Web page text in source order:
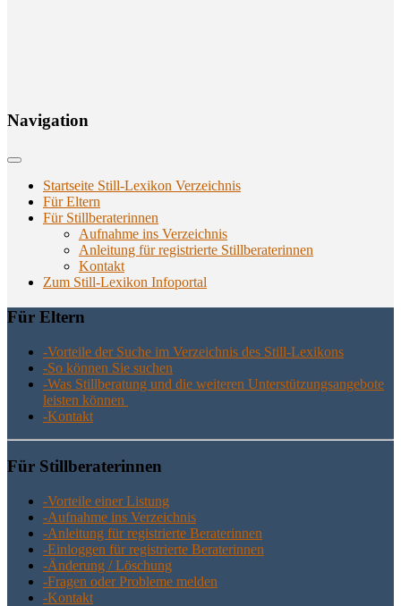
Navi­ga­ti­on
Startseite Still-Lexikon Verzeichnis
Für Eltern
Für Stillberaterinnen
Aufnahme ins Verzeichnis
Anlei­tung für regis­trier­te Stillberaterinnen
Kon­takt
Zum Still-Lexikon Infoportal
Für Eltern
-Vor­tei­le der Suche im Ver­zeich­nis des Still-Lexikons
-So kön­nen Sie suchen
-Was Still­be­ra­tung und die wei­te­ren Unter­stüt­zungs­an­ge­bo­te
leis­ten können
-Kon­takt
Für Still­be­ra­te­rin­nen
-Vor­tei­le einer Listung
-Auf­nah­me ins Verzeichnis
-Anlei­tung für regis­trier­te Beraterinnen
-Ein­log­gen für regis­trier­te Beraterinnen
-Ände­rung / Löschung
-Fra­gen oder Pro­ble­me melden
-Kon­takt